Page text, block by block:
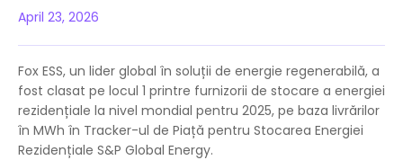
April 23, 2026
Fox ESS, un lider global în soluții de energie regenerabilă, a
fost clasat pe locul 1 printre furnizorii de stocare a energiei
rezidențiale la nivel mondial pentru 2025, pe baza livrărilor
în MWh în Tracker-ul de Piață pentru Stocarea Energiei
Rezidențiale S&P Global Energy.